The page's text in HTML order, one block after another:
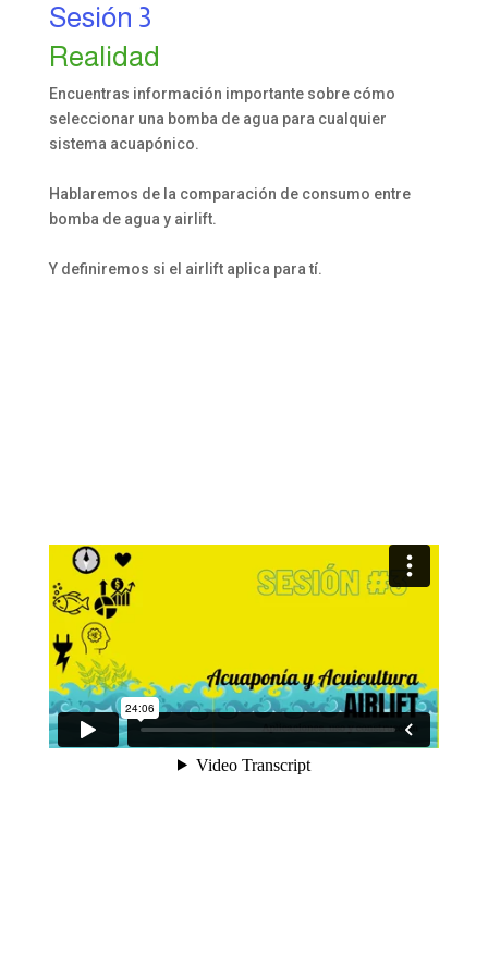
Sesión 3
Realidad
Encuentras información importante sobre cómo
seleccionar una bomba de agua para cualquier
sistema acuapónico.
Hablaremos de la comparación de consumo entre
bomba de agua y airlift.
Y definiremos si el airlift aplica para tí.